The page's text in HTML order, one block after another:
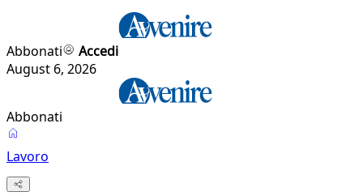
Abbonati
Accedi
August 6, 2026
Abbonati
Lavoro